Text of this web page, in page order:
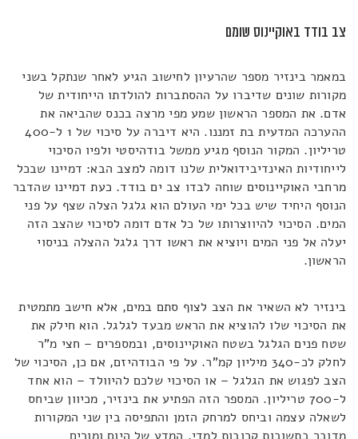
צב בודד באוקיינוס שומם
במאמר בינזיר מספר שהרעיון לחישוב הגיע לאחר שנתקל בשני
מקורות שונים שדיברו על ההסתברות להולדתו הייחודית של
אדם. את המספר הראשון שמע מפי מרצה בכנס שהביאה את
ההערכה המדעית בת זמננו. היא דיברה על סיכוי של 1 ל-400
טריליון. המקור הנוסף מגיע ממשל בודהיסטי ולפיו הסיכוי
לייחודיות האינדיבידואלית שלנו דומה למצב הבא: דמיינו שבכל
מרחבי האוקיינוסים שוחה לבדו צב ים בודד. כעת דמיינו שהדבר
הנוסף היחיד שיש בכל ימי העולם הוא גלגל הצלה שצף על פני
המים. הסיכוי להיווצרותו של כל אדם דומה לסיכוי שהצב הזה
יעלה אל פני המים ויוציא את ראשו דרך גלגל ההצלה בניסוי
הראשון.
בינזיר לא השאיר את הצב לצוף סתם במים, אלא חישב מתמטית
את הסיכוי שלו להוציא את הראש מבעד לגלגל. הוא חילק את
שטח פנים הגלגל בשטח האוקיינוסים, ובמספרים – חצי מ"ר
לחלק לכ-340 מיליון קמ"ר. על פי הבודהיזם, אם כן, הסיכוי של
הצב לפגוש את הגלגל – או הסיכוי שלכם להיוולד – הוא אחד
ל-700 טריליון. המספר הזה הפתיע את בינזיר, מכיוון שביחס
לשאלה עצמה וביחס למרחק הזמן והתפיסה בין שני המקורות